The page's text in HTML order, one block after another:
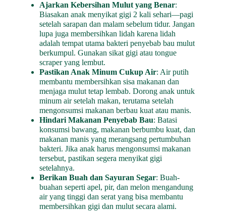
Ajarkan Kebersihan Mulut yang Benar:
Biasakan anak menyikat gigi 2 kali sehari—pagi
setelah sarapan dan malam sebelum tidur. Jangan
lupa juga membersihkan lidah karena lidah
adalah tempat utama bakteri penyebab bau mulut
berkumpul. Gunakan sikat gigi atau tongue
scraper yang lembut.
Pastikan Anak Minum Cukup Air: Air putih
membantu membersihkan sisa makanan dan
menjaga mulut tetap lembab. Dorong anak untuk
minum air setelah makan, terutama setelah
mengonsumsi makanan berbau kuat atau manis.
Hindari Makanan Penyebab Bau: Batasi
konsumsi bawang, makanan berbumbu kuat, dan
makanan manis yang merangsang pertumbuhan
bakteri. Jika anak harus mengonsumsi makanan
tersebut, pastikan segera menyikat gigi
setelahnya.
Berikan Buah dan Sayuran Segar: Buah-
buahan seperti apel, pir, dan melon mengandung
air yang tinggi dan serat yang bisa membantu
membersihkan gigi dan mulut secara alami.